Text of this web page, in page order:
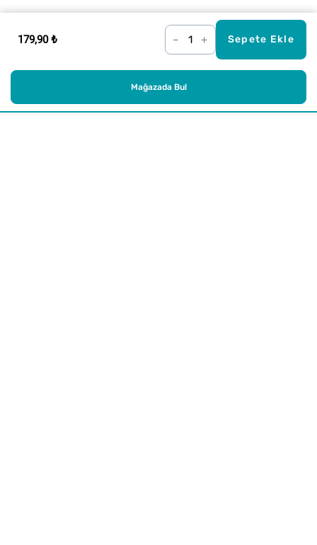
179,90 ₺ – + Sepete Ekle
Mağazada Bul